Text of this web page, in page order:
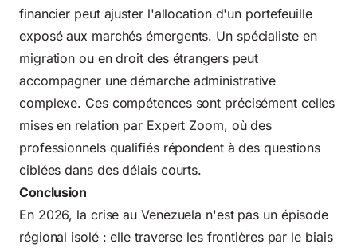
financier peut ajuster l'allocation d'un portefeuille
exposé aux marchés émergents. Un spécialiste en
migration ou en droit des étrangers peut
accompagner une démarche administrative
complexe. Ces compétences sont précisément celles
mises en relation par Expert Zoom, où des
professionnels qualifiés répondent à des questions
ciblées dans des délais courts.
Conclusion
En 2026, la crise au Venezuela n'est pas un épisode
régional isolé : elle traverse les frontières par le biais